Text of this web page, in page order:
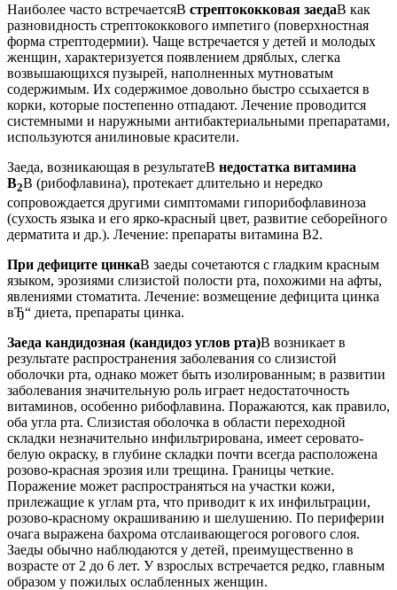
Наиболее часто встречаетсяВ стрептококковая заедаВ как
разновидность стрептококкового импетиго (поверхностная
форма стрептодермии). Чаще встречается у детей и молодых
женщин, характеризуется появлением дряблых, слегка
возвышающихся пузырей, наполненных мутноватым
содержимым. Их содержимое довольно быстро ссыхается в
корки, которые постепенно отпадают. Лечение проводится
системными и наружными антибактериальными препаратами,
используются анилиновые красители.
Заеда, возникающая в результатеВ недостатка витамина
В2В (рибофлавина), протекает длительно и нередко
сопровождается другими симптомами гипорибофлавиноза
(сухость языка и его ярко-красный цвет, развитие себорейного
дерматита и др.). Лечение: препараты витамина В2.
При дефиците цинкаВ заеды сочетаются с гладким красным
языком, эрозиями слизистой полости рта, похожими на афты,
явлениями стоматита. Лечение: возмещение дефицита цинка
вЂ“ диета, препараты цинка.
Заеда кандидозная (кандидоз углов рта)В возникает в
результате распространения заболевания со слизистой
оболочки рта, однако может быть изолированным; в развитии
заболевания значительную роль играет недостаточность
витаминов, особенно рибофлавина. Поражаются, как правило,
оба угла рта. Слизистая оболочка в области переходной
складки незначительно инфильтрирована, имеет серовато-
белую окраску, в глубине складки почти всегда расположена
розово-красная эрозия или трещина. Границы четкие.
Поражение может распространяться на участки кожи,
прилежащие к углам рта, что приводит к их инфильтрации,
розово-красному окрашиванию и шелушению. По периферии
очага выражена бахрома отслаивающегося рогового слоя.
Заеды обычно наблюдаются у детей, преимущественно в
возрасте от 2 до 6 лет. У взрослых встречается редко, главным
образом у пожилых ослабленных женщин.